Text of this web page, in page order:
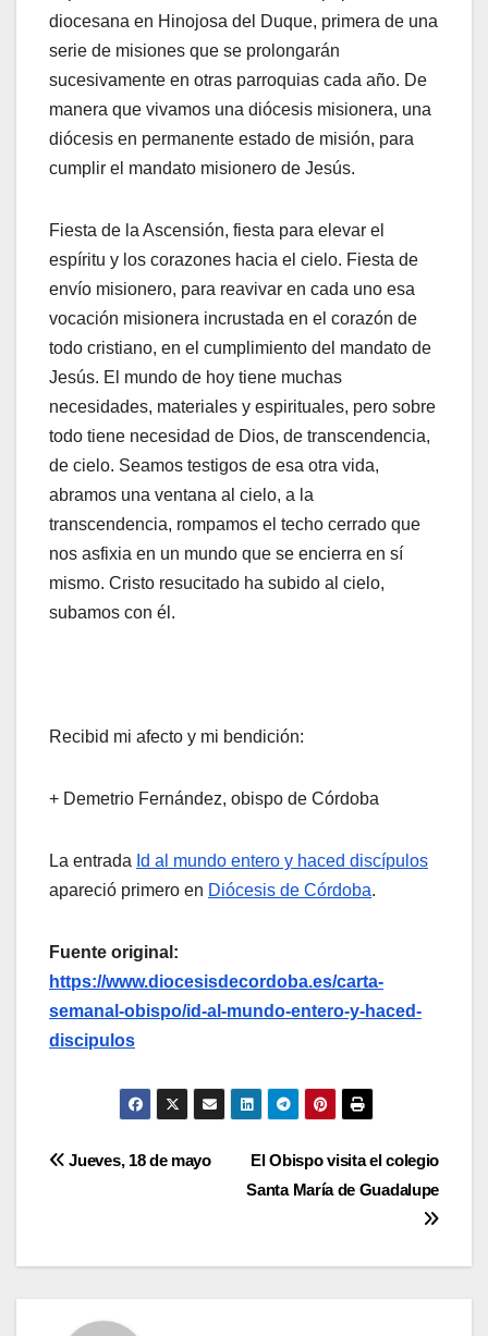
diocesana en Hinojosa del Duque, primera de una
serie de misiones que se prolongarán
sucesivamente en otras parroquias cada año. De
manera que vivamos una diócesis misionera, una
diócesis en permanente estado de misión, para
cumplir el mandato misionero de Jesús.
Fiesta de la Ascensión, fiesta para elevar el
espíritu y los corazones hacia el cielo. Fiesta de
envío misionero, para reavivar en cada uno esa
vocación misionera incrustada en el corazón de
todo cristiano, en el cumplimiento del mandato de
Jesús. El mundo de hoy tiene muchas
necesidades, materiales y espirituales, pero sobre
todo tiene necesidad de Dios, de transcendencia,
de cielo. Seamos testigos de esa otra vida,
abramos una ventana al cielo, a la
transcendencia, rompamos el techo cerrado que
nos asfixia en un mundo que se encierra en sí
mismo. Cristo resucitado ha subido al cielo,
subamos con él.
Recibid mi afecto y mi bendición:
+ Demetrio Fernández, obispo de Córdoba
La entrada Id al mundo entero y haced discípulos
apareció primero en Diócesis de Córdoba.
Fuente original:
https://www.diocesisdecordoba.es/carta-
semanal-obispo/id-al-mundo-entero-y-haced-
discipulos
Navegación
entradas
El Obispo visita el colegio
Santa María de Guadalupe
Jueves, 18 de mayo